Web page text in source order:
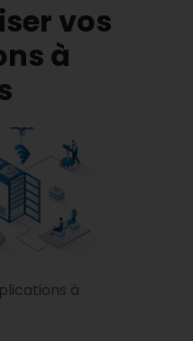
vos
à
à